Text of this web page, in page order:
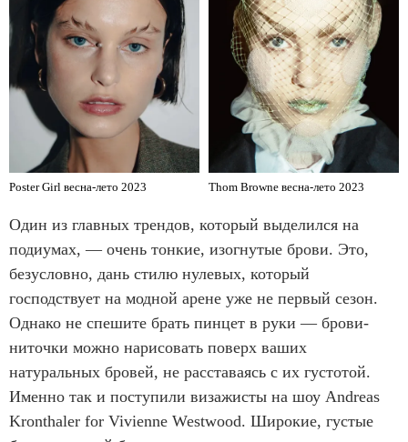
Poster Girl весна-лето 2023 Thom Browne весна-лето 2023
Один из главных трендов, который выделился на
подиумах, — очень тонкие, изогнутые брови. Это,
безусловно, дань стилю нулевых, который
господствует на модной арене уже не первый сезон.
Однако не спешите брать пинцет в руки — брови-
ниточки можно нарисовать поверх ваших
натуральных бровей, не расставаясь с их густотой.
Именно так и поступили визажисты на шоу Andreas
Kronthaler for Vivienne Westwood. Широкие, густые